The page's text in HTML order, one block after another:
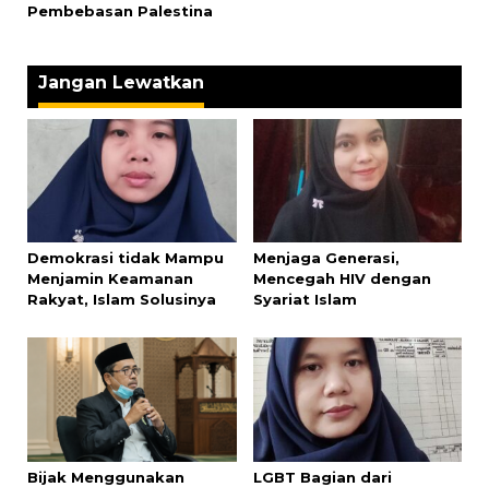
Pembebasan Palestina
Jangan Lewatkan
Demokrasi tidak Mampu
Menjamin Keamanan
Rakyat, Islam Solusinya
Menjaga Generasi,
Mencegah HIV dengan
Syariat Islam
Bijak Menggunakan
LGBT Bagian dari